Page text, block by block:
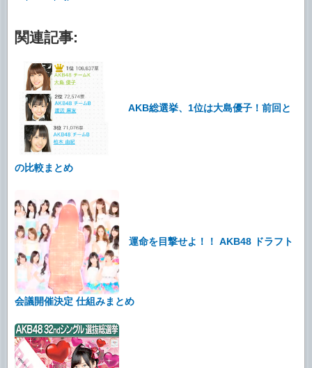
関連記事:
AKB総選挙、1位は大島優子！前回と
の比較まとめ
運命を目撃せよ！！ AKB48 ドラフト
会議開催決定 仕組みまとめ